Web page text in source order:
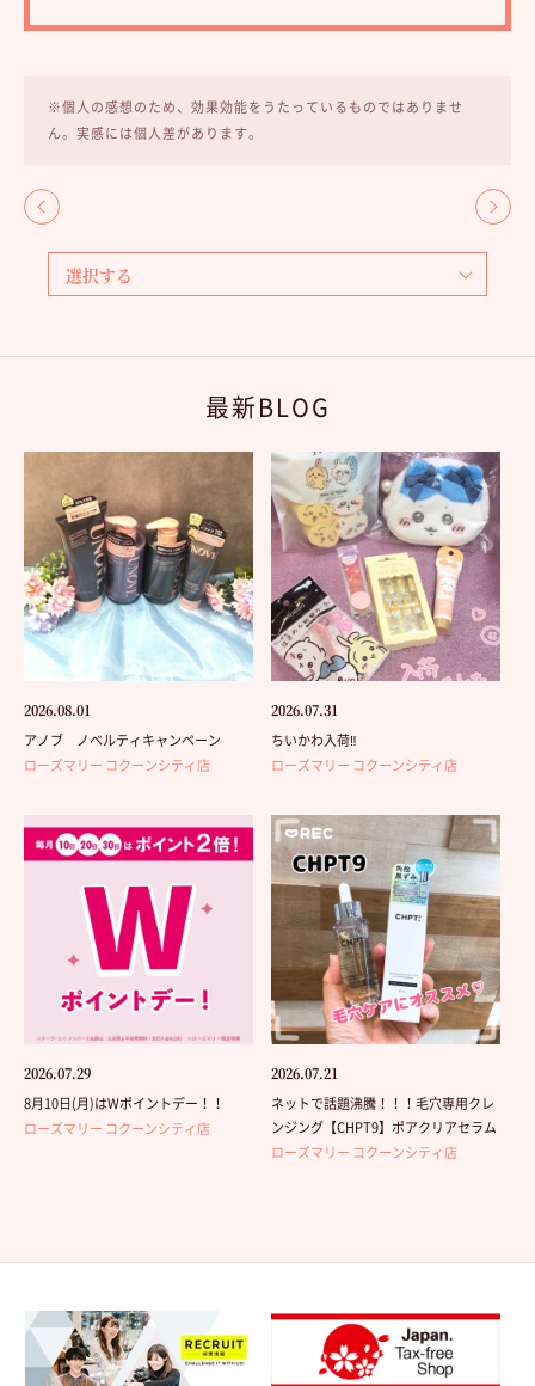
※個人の感想のため、効果効能をうたっているものではありませ
ん。実感には個人差があります。
最新BLOG
2026.08.01
アノブ ノベルティキャンペーン
ローズマリー コクーンシティ店
2026.07.31
ちいかわ入荷‼️
ローズマリー コクーンシティ店
2026.07.29
8月10日(月)はWポイントデー！！
ローズマリー コクーンシティ店
2026.07.21
ネットで話題沸騰！！！毛穴専用クレ
ンジング【CHPT9】ポアクリアセラム
ローズマリー コクーンシティ店